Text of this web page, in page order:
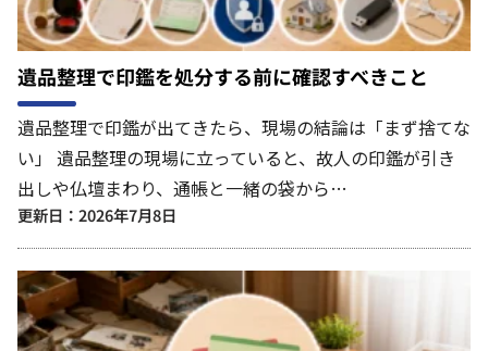
遺品整理で印鑑を処分する前に確認すべきこと
遺品整理で印鑑が出てきたら、現場の結論は「まず捨てな
い」 遺品整理の現場に立っていると、故人の印鑑が引き
出しや仏壇まわり、通帳と一緒の袋から…
更新日：2026年7月8日